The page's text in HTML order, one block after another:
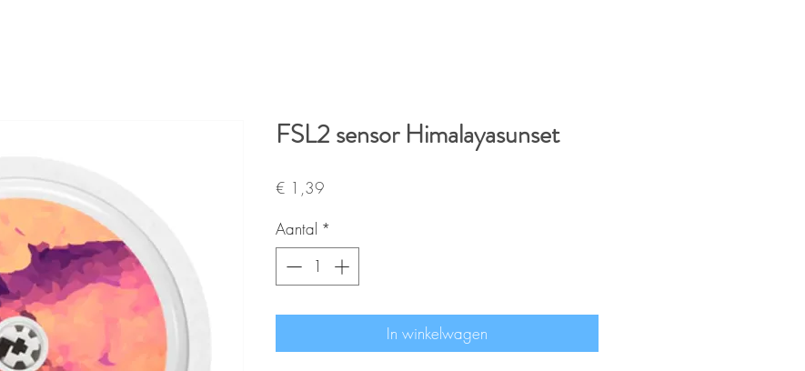
FSL2 sensor Himalayasunset
€ 1,39
Aantal *
In winkelwagen